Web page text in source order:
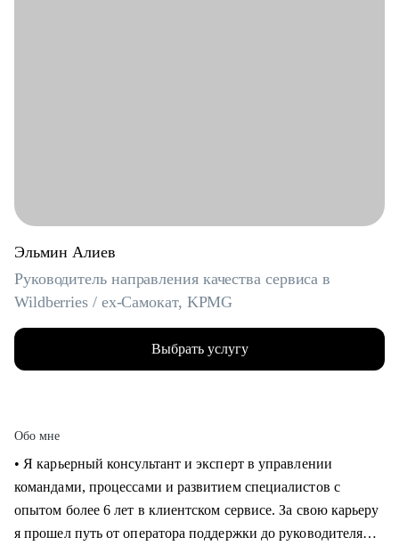
Эльмин Алиев
Руководитель направления качества сервиса в
Wildberries / ex-Самокат, KPMG
Выбрать услугу
Обо мне
• Я карьерный консультант и эксперт в управлении
командами, процессами и развитием специалистов с
опытом более 6 лет в клиентском сервисе. За свою карьеру
я прошел путь от оператора поддержки до руководителя